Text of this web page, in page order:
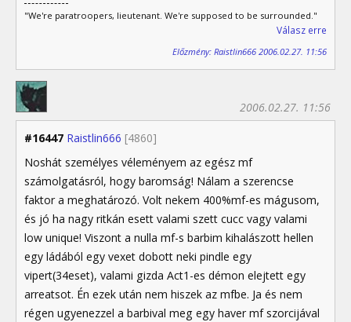
"We're paratroopers, lieutenant. We're supposed to be surrounded."
Válasz erre
Előzmény: Raistlin666 2006.02.27. 11:56
#16447 Raistlin666 [4860]
2006.02.27. 11:56
Noshát személyes véleményem az egész mf
számolgatásról, hogy baromság! Nálam a szerencse
faktor a meghatározó. Volt nekem 400%mf-es mágusom,
és jó ha nagy ritkán esett valami szett cucc vagy valami
low unique! Viszont a nulla mf-s barbim kihalászott hellen
egy ládából egy vexet dobott neki pindle egy
vipert(34eset), valami gizda Act1-es démon elejtett egy
arreatsot. Én ezek után nem hiszek az mfbe. Ja és nem
régen ugyenezzel a barbival meg egy haver mf szorcijával